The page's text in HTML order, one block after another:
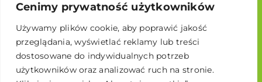
Cenimy prywatność użytkowników
Używamy plików cookie, aby poprawić jakość
przeglądania, wyświetlać reklamy lub treści
dostosowane do indywidualnych potrzeb
użytkowników oraz analizować ruch na stronie.
Raporty
Broszura edukacyjna